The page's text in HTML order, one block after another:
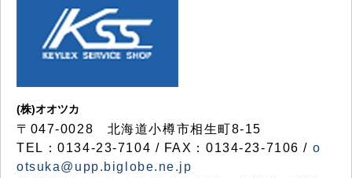
(株)オオツカ
〒047-0028 北海道小樽市相生町8-15
TEL：0134-23-7104 / FAX：0134-23-7106 / o
otsuka@upp.biglobe.ne.jp